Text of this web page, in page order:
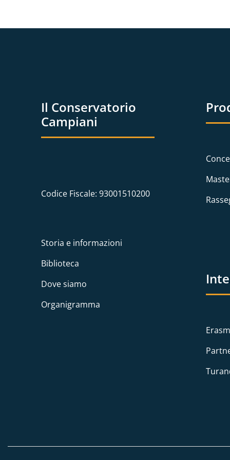
Il Conservatorio
Campiani
Codice Fiscale: 93001510200
Storia e informazioni
Biblioteca
Dove siamo
Organigramma